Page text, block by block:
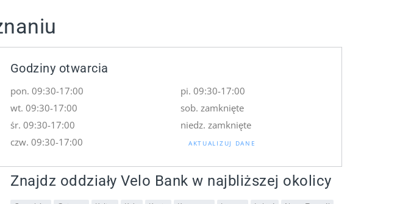
Godziny otwarcia
pon. 09:30-17:00
wt. 09:30-17:00
śr. 09:30-17:00
czw. 09:30-17:00
pi. 09:30-17:00
sob. zamknięte
niedz. zamknięte
AKTUALIZUJ DANE
Znajdz oddziały Velo Bank w najbliższej okolicy